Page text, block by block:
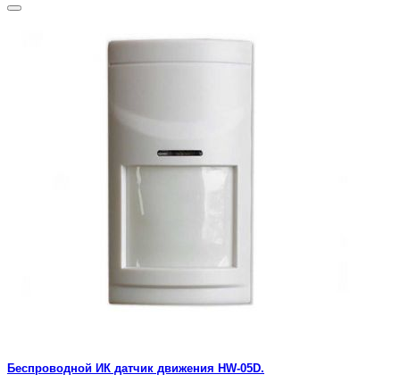
Беспроводной ИК датчик движения HW-05D.